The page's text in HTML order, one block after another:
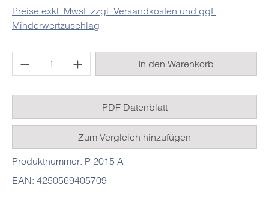
Preise exkl. Mwst. zzgl. Versandkosten und ggf.
Minderwertzuschlag
Produkt Anzahl: Gib den gewünschten
In den Warenkorb
PDF Datenblatt
Zum Vergleich hinzufügen
Produktnummer: P 2015 A
EAN: 4250569405709